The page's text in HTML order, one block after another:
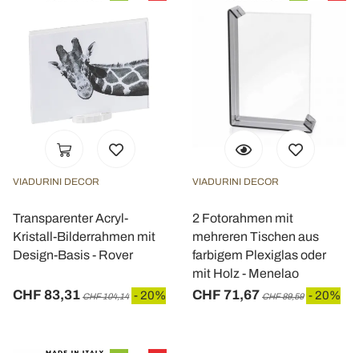
VIADURINI DECOR
Transparenter Acryl-
Kristall-Bilderrahmen mit
Design-Basis - Rover
CHF 83,31 CHF 104,14 - 20%
VIADURINI DECOR
2 Fotorahmen mit
mehreren Tischen aus
farbigem Plexiglas oder
mit Holz - Menelao
CHF 71,67 CHF 89,59 - 20%